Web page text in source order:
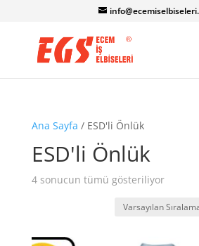
Ana Sayfa / ESD'li Önlük
ESD'li Önlük
4 sonucun tümü gösteriliyor